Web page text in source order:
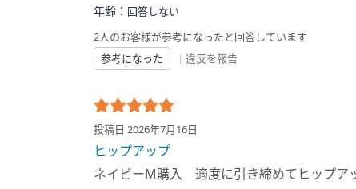
年齢： 回答しない
2人のお客様が参考になったと回答しています
参考になった
| 違反を報告
投稿日 2026年7月16日
ヒップアップ
ネイビーМ購入 適度に引き締めてヒップア